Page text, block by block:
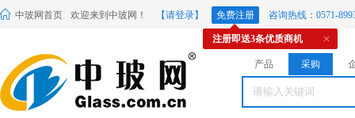
中玻网首页 欢迎来到中玻网！ 【请登录】 免费注册 咨询热线：0571-
注册即送3条优质商机
产品 采购